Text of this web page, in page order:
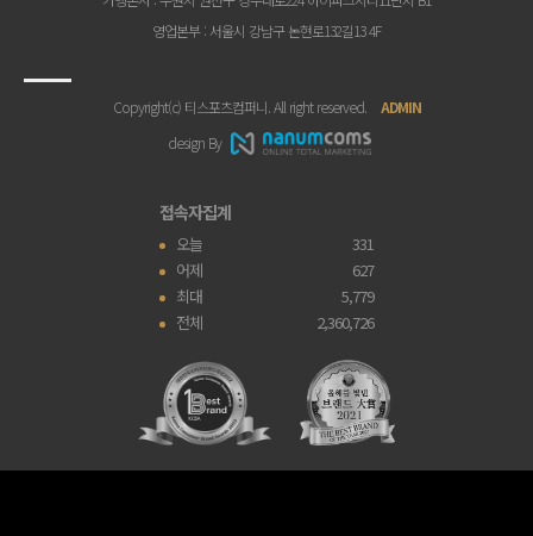
영업본부: 서울시 강남구 논현로132길13 4F
Copyright(c) 티스포츠컴퍼니. All right reserved. ADMIN
design By
접속자집계
오늘
331
어제
627
최대
5,779
전체
2,360,726